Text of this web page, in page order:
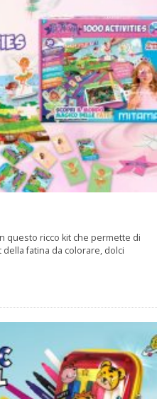
questo ricco kit che permette di
fatina da colorare, dolci